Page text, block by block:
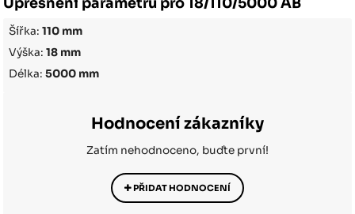
Šířka:110 mm
Výška:18 mm
Délka:5000 mm
Hodnocení zákazníky
Zatím nehodnoceno, buďte první!
PŘIDAT HODNOCENÍ